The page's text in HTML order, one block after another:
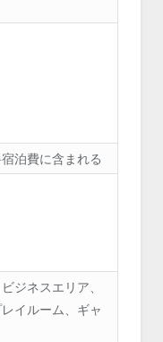
泊費に含まれる
ジネスエリア、
イルーム、ギャ